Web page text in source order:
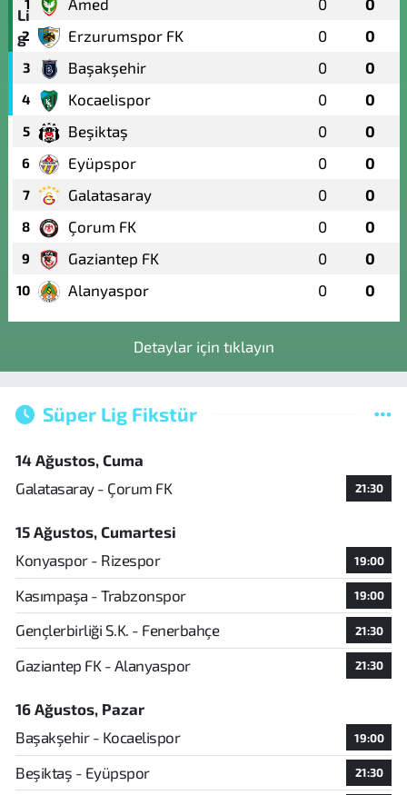
1 Amed 0 0
2 Erzurumspor FK 0 0
3 Başakşehir 0 0
4 Kocaelispor 0 0
5 Beşiktaş 0 0
6 Eyüpspor 0 0
7 Galatasaray 0 0
8 Çorum FK 0 0
9 Gaziantep FK 0 0
10 Alanyaspor 0 0
Detaylar için tıklayın
Süper Lig Fikstür
14 Ağustos, Cuma
Galatasaray - Çorum FK
21:30
15 Ağustos, Cumartesi
Konyaspor - Rizespor
19:00
Kasımpaşa - Trabzonspor 19:00
Gençlerbirliği S.K. - Fenerbahçe 21:30
Gaziantep FK - Alanyaspor 21:30
16 Ağustos, Pazar
Başakşehir - Kocaelispor
19:00
Beşiktaş - Eyüpspor 21:30